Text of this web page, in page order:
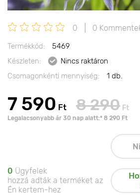
0 0
Termékkód:
5469
Készleten:
Nincs raktáron
Csomagonkénti mennyiség:
1 db.
7 590 Ft 8 290 Ft
Legalacsonyabb ár 30 nap alatt:* 8 290 Ft
0 Ügyfelek
hozzá adták a terméket az
Én kertem-hez